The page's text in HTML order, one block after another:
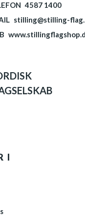
4587 1400
stilling@stilling-
I